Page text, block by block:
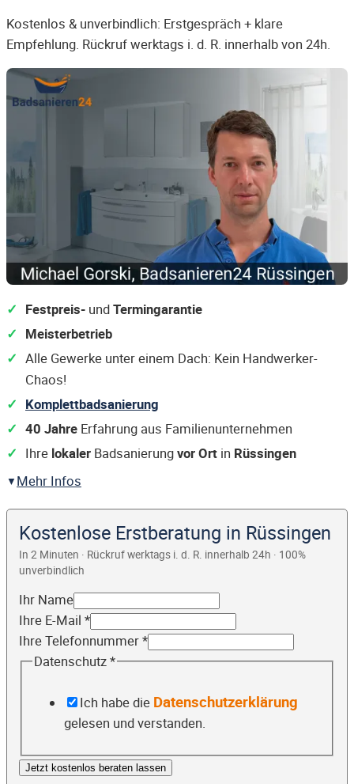
Kostenlos & unverbindlich: Erstgespräch + klare
Empfehlung. Rückruf werktags i. d. R. innerhalb von 24h.
Festpreis- undTermingarantie
Meisterbetrieb
Alle Gewerke unter einem Dach: Kein Handwerker-
Chaos!
Komplettbadsanierung
40 Jahre Erfahrung aus Familienunternehmen
Ihre lokaler Badsanierungvor Ort in Rüssingen
Mehr Infos
Kostenlose Erstberatung in Rüssingen
In 2 Minuten · Rückruf werktags i. d. R. innerhalb 24h · 100%
unverbindlich
Ihr Name
Ihre E-Mail *
Ihre Telefonnummer*
Datenschutz*
Ich habe die Datenschutzerklärung
gelesen und verstanden.
Jetzt kostenlos beraten lassen